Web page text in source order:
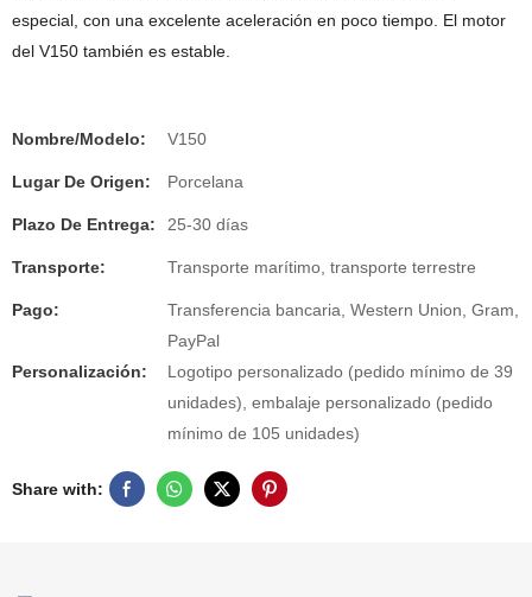
especial, con una excelente aceleración en poco tiempo. El motor
del V150 también es estable.
Nombre/Modelo: V150
Lugar De Origen: Porcelana
Plazo De Entrega: 25-30 días
Transporte: Transporte marítimo, transporte terrestre
Pago:
Transferencia bancaria, Western Union, Gram,
PayPal
Personalización:
Logotipo personalizado (pedido mínimo de 39
unidades), embalaje personalizado (pedido
mínimo de 105 unidades)
Share with: